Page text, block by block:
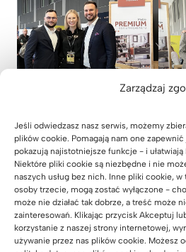
Zarządzaj
Jeśli odwiedzasz nasz serwis, możemy
plików cookie. Pomagają nam one
pokazują najistotniejsze funkcje - i
Niektóre pliki cookie są niezbędne i nie
naszych usług bez nich. Inne pliki cookie,
osoby trzecie, mogą zostać wyłączone -
może nie działać tak dobrze, a treść może
zainteresowań. Klikając przycisk Akceptuj
korzystanie z naszej strony internetowej,
używanie przez nas plików cookie. Możesz
Rafał Pikul Daniel Siwiec